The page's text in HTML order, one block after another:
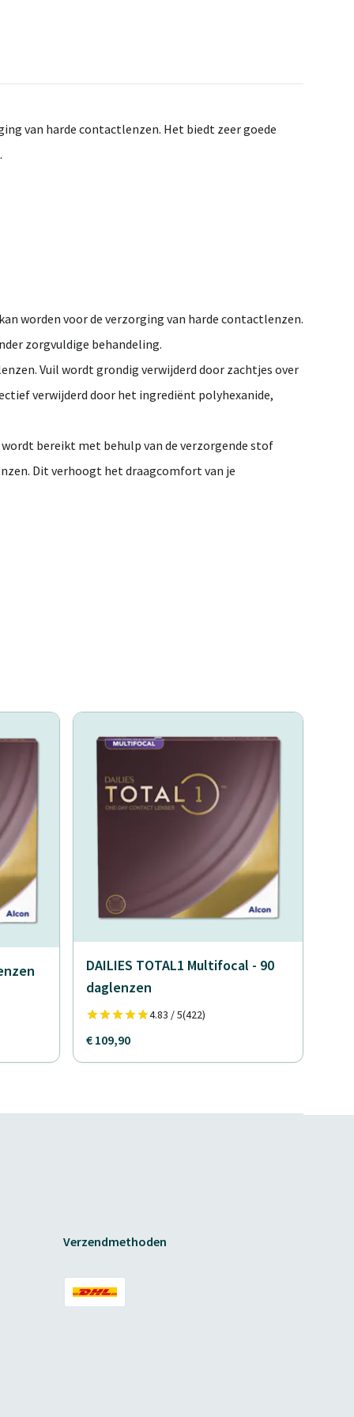
van harde contactlenzen. Het biedt zeer goede
worden voor de verzorging van harde contactlenzen.
zorgvuldige behandeling.
Vuil wordt grondig verwijderd door zachtjes over
verwijderd door het ingrediënt polyhexanide,
bereikt met behulp van de verzorgende stof
Dit verhoogt het draagcomfort van je
DAILIES TOTAL1 Multifocal - 90
daglenzen
4.83 / 5(422)
€ 109,90
Verzendmethoden